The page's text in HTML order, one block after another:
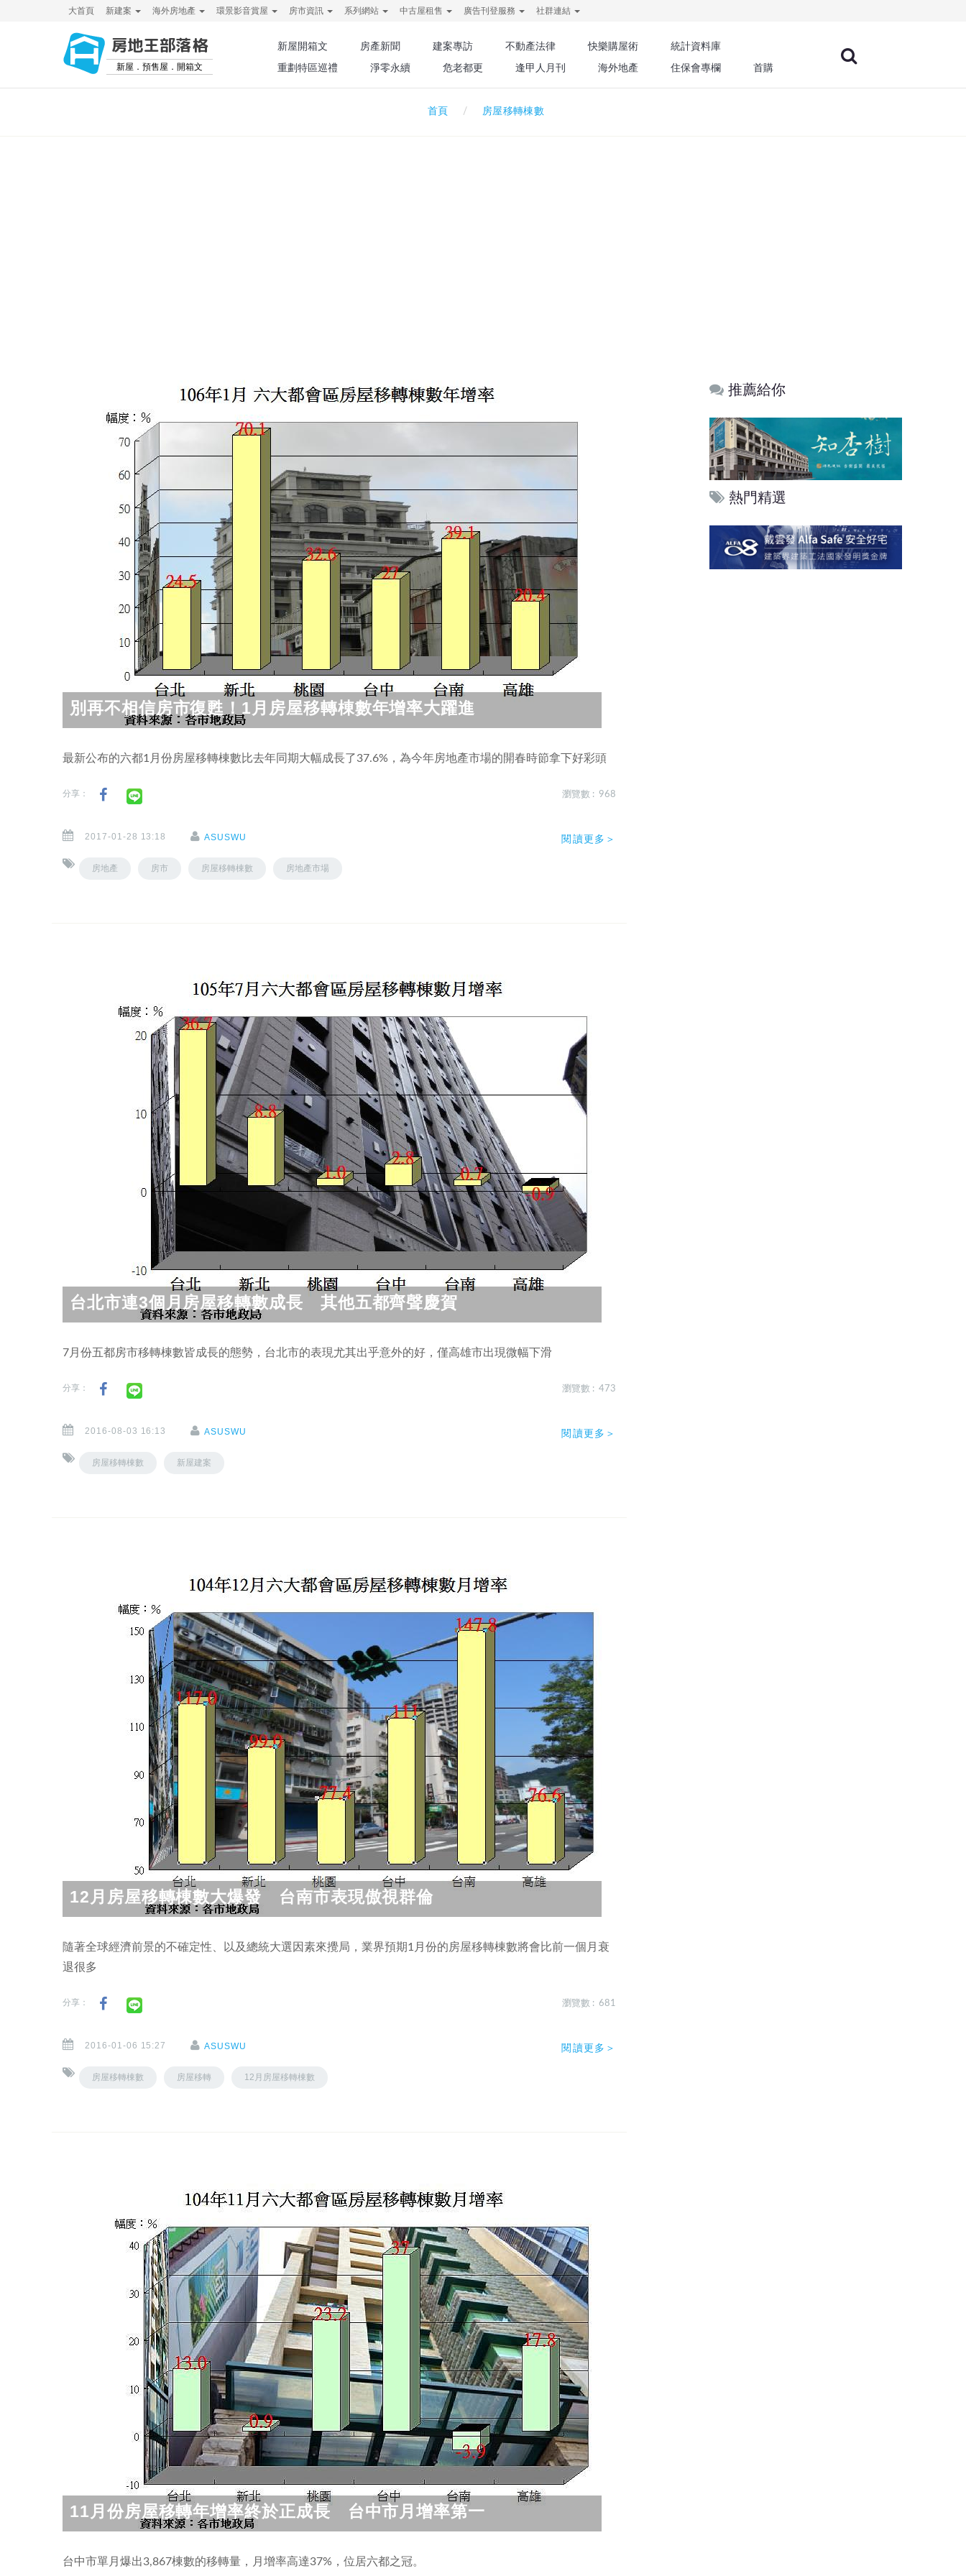
大首頁 新建案 海外房地產 環景影音賞屋 房市資訊 系列網站 中古屋租售 廣告刊登服務 社群連結
房地王部落格
新屋．預售屋．開箱文
新屋開箱文 房產新聞 建案專訪 不動產法律 快樂購屋術
統計資料庫
重劃特區巡禮
淨零永續 危老都更 逢甲人月刊 海外地產 住保會專欄 首購
首頁 房屋移轉棟數
別再不相信房市復甦！1月房屋移轉棟數年增率大躍進
最新公布的六都1月份房屋移轉棟數比去年同期大幅成長了37.6%，為今年房地產市場的開春時節拿下好彩頭
分享： 瀏覽數 : 968
2017-01-28 13:18 ASUSWU
房地產 房市 房屋移轉棟數 房地產市場
閱讀更多＞
台北市連3個月房屋移轉數成長 其他五都齊聲慶賀
7月份五都房市移轉棟數皆成長的態勢，台北市的表現尤其出乎意外的好，僅高雄市出現微幅下滑
分享： 瀏覽數 : 473
2016-08-03 16:13 ASUSWU
房屋移轉棟數 新屋建案
閱讀更多＞
12月房屋移轉棟數大爆發 台南市表現傲視群倫
隨著全球經濟前景的不確定性、以及總統大選因素來攪局，業界預期1月份的房屋移轉棟數將會比前一個月衰
退很多
分享： 瀏覽數 : 681
2016-01-06 15:27 ASUSWU
房屋移轉棟數 房屋移轉 12月房屋移轉棟數
閱讀更多＞
11月份房屋移轉年增率終於正成長 台中市月增率第一
台中市單月爆出3,867棟數的移轉量，月增率高達37%，位居六都之冠。
推薦給你
熱門精選